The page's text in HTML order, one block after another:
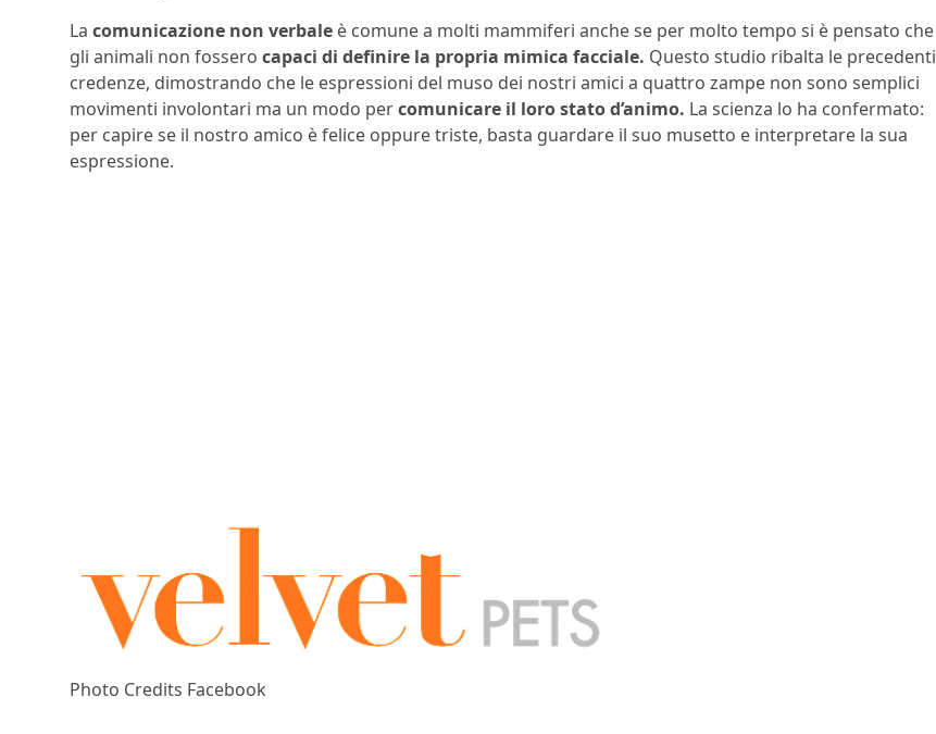
La comunicazione non verbale è comune a molti mammiferi anche se per molto tempo si è pensato che
gli animali non fossero capaci di definire la propria mimica facciale. Questo studio ribalta le precedenti
credenze, dimostrando che le espressioni del muso dei nostri amici a quattro zampe non sono semplici
movimenti involontari ma un modo percomunicare il loro stato d’animo. La scienza lo ha confermato:
per capire se il nostro amico è felice oppure triste, basta guardare il suo musetto e interpretare la sua
espressione.
Photo Credits Facebook